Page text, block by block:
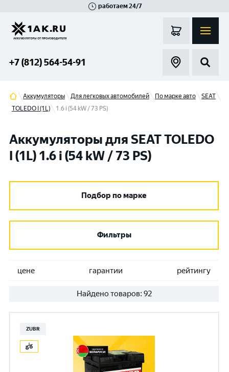
работаем 24/7
+7 (812) 564-54-91
Аккумуляторы Для легковых автомобилей По марке авто
SEAT
TOLEDO I (1L)
1.6 i (54 kW / 73 PS)
Аккумуляторы для SEAT TOLEDO
I (1L) 1.6 i (54 kW / 73 PS)
Подбор по марке
Фильтры
цене гарантии рейтингу
Найдено товаров: 92
ZUBR
Гатчина